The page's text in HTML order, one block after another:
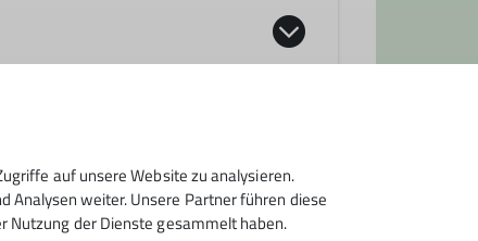
Ski-, Langlauf- und
(siehe Programm) oder
VB: 23. Juli bei Jutta R., Dirk A.
auf unsere Website zu analysieren.
Analysen weiter. Unsere Partner führen diese
Nutzung der Dienste gesammelt haben.